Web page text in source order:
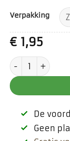
Verpakking
€1,95
Mosterdzaad
De
Geen